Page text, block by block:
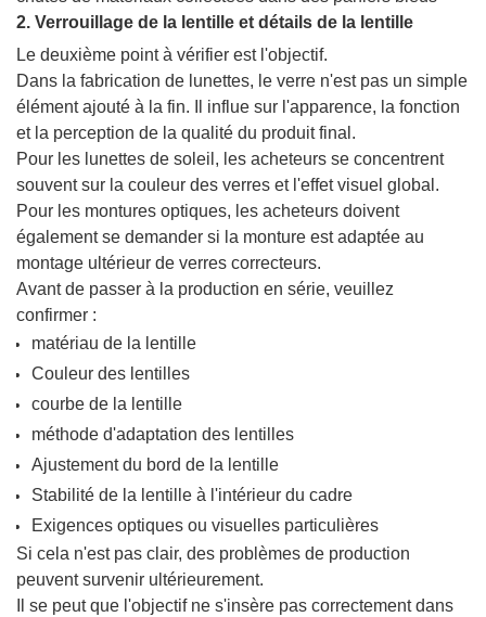
2. Verrouillage de la lentille et détails de la lentille
Le deuxième point à vérifier est l'objectif.
Dans la fabrication de lunettes, le verre n'est pas un simple
élément ajouté à la fin. Il influe sur l'apparence, la fonction
et la perception de la qualité du produit final.
Pour les lunettes de soleil, les acheteurs se concentrent
souvent sur la couleur des verres et l'effet visuel global.
Pour les montures optiques, les acheteurs doivent
également se demander si la monture est adaptée au
montage ultérieur de verres correcteurs.
Avant de passer à la production en série, veuillez
confirmer :
matériau de la lentille
Couleur des lentilles
courbe de la lentille
méthode d'adaptation des lentilles
Ajustement du bord de la lentille
Stabilité de la lentille à l'intérieur du cadre
Exigences optiques ou visuelles particulières
Si cela n'est pas clair, des problèmes de production
peuvent survenir ultérieurement.
Il se peut que l'objectif ne s'insère pas correctement dans